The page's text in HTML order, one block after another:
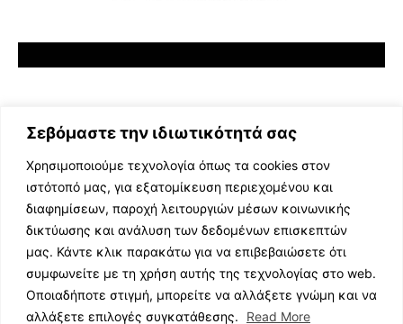
Σεβόμαστε την ιδιωτικότητά σας
Χρησιμοποιούμε τεχνολογία όπως τα cookies στον
ιστότοπό μας, για εξατομίκευση περιεχομένου και
διαφημίσεων, παροχή λειτουργιών μέσων κοινωνικής
δικτύωσης και ανάλυση των δεδομένων επισκεπτών
μας. Κάντε κλικ παρακάτω για να επιβεβαιώσετε ότι
συμφωνείτε με τη χρήση αυτής της τεχνολογίας στο web.
Οποιαδήποτε στιγμή, μπορείτε να αλλάξετε γνώμη και να
αλλάξετε επιλογές συγκατάθεσης.
Read More
ΕΛΛΗΝΙΚΗ ΜΟΥΣΙΚΗ
TV SHOWS
EVENTS
ΘΕΑΤΡΟ